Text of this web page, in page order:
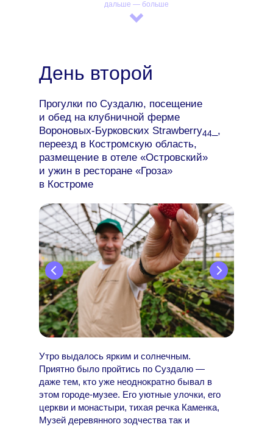
дальше — больше
Прогулки по Суздалю, посещение
и обед на клубничной ферме
Вороновых-Бурковских Strawberry44 _,
переезд в Костромскую область,
размещение в отеле «Островский»
и ужин в ресторане «Гроза»
в Костроме
День второй
Утро выдалось ярким и солнечным.
Приятно было пройтись по Суздалю —
даже тем, кто уже неоднократно бывал в
этом городе-музее. Его уютные улочки, его
церкви и монастыри, тихая речка Каменка,
Музей деревянного зодчества так и